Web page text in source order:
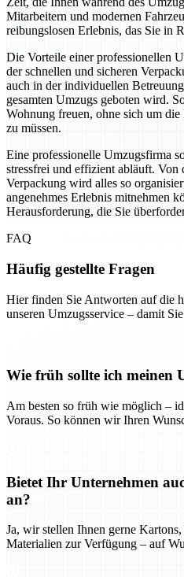
Mitarbeitern und modernen
reibungslosen Erlebnis, das Sie in
Die Vorteile einer professionellen
der schnellen und sicheren
auch in der individuellen
gesamten Umzugs geboten wird.
Wohnung freuen, ohne sich um
zu müssen.
Eine professionelle Umzugsfirma
stressfrei und effizient abläuft. Von
Verpackung wird alles so
angenehmes Erlebnis mitnehmen
Herausforderung, die Sie
FAQ
Häufig gestellte Fragen
Hier finden Sie Antworten auf die
unseren Umzugsservice – damit
Wie früh sollte ich meinen
Am besten so früh wie möglich –
Voraus. So können wir Ihren
Bietet Ihr Unternehmen
an?
Ja, wir stellen Ihnen gerne
Materialien zur Verfügung – auf